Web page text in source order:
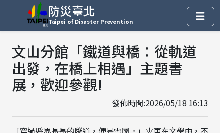
防災臺北
Taipei of Disaster Prevention
文山分館「鐵道與橋：從軌道
出發，在橋上相遇」主題書
展，歡迎參觀!
發佈時間:2026/05/18 16:13
「穿過縣界長長的隧道，便是雪國。」火車在文學中，不